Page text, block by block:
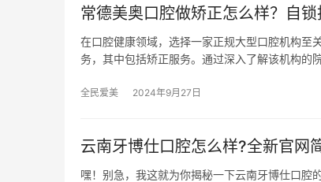
常德美奥口腔做矫正怎么样？自
在口腔健康领域，选择一家正规大型口腔机构至
务，其中包括矫正服务。通过深入了解该机构的
全民爱美 2024年9月27日
云南牙博仕口腔怎么样?全新官网
嘿！别急，我这就为你揭秘一下云南牙博仕口腔